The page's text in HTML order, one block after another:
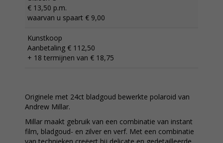
€ 13,50 p.m.
waarvan u spaart € 9,00
Kunstkoop
Aanbetaling € 112,50
+ 18 termijnen van € 18,75
Originele met 24ct bladgoud bewerkte polaroid van
Andrew Millar.
Millar maakt gebruik van een combinatie van instant
film, bladgoud- en zilver en verf. Met een combinatie